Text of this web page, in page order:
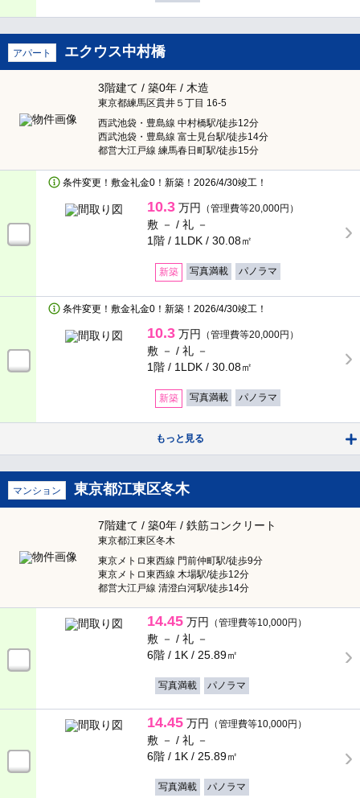
アパート エクウス中村橋
3階建て / 築0年 / 木造
東京都練馬区貫井５丁目 16-5
西武池袋・豊島線 中村橋駅/徒歩12分
西武池袋・豊島線 富士見台駅/徒歩14分
都営大江戸線 練馬春日町駅/徒歩15分
条件変更！敷金礼金0！新築！2026/4/30竣工！
10.3 万円 （管理費等20,000円）
敷 － / 礼 －
1階 / 1LDK / 30.08㎡
新築 写真満載 パノラマ
条件変更！敷金礼金0！新築！2026/4/30竣工！
10.3 万円 （管理費等20,000円）
敷 － / 礼 －
1階 / 1LDK / 30.08㎡
新築 写真満載 パノラマ
もっと見る
マンション 東京都江東区冬木
7階建て / 築0年 / 鉄筋コンクリート
東京都江東区冬木
東京メトロ東西線 門前仲町駅/徒歩9分
東京メトロ東西線 木場駅/徒歩12分
都営大江戸線 清澄白河駅/徒歩14分
14.45 万円 （管理費等10,000円）
敷 － / 礼 －
6階 / 1K / 25.89㎡
写真満載 パノラマ
14.45 万円 （管理費等10,000円）
敷 － / 礼 －
6階 / 1K / 25.89㎡
写真満載 パノラマ